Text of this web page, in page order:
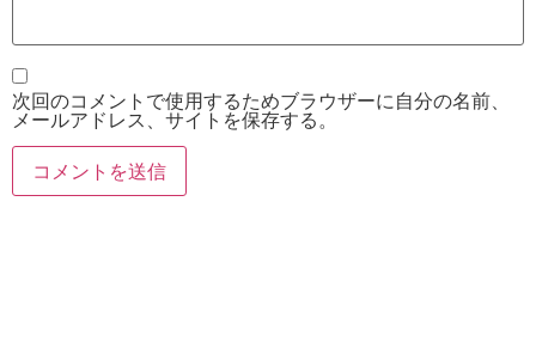
次回のコメントで使用するためブラウザーに自分の名前、
メールアドレス、サイトを保存する。